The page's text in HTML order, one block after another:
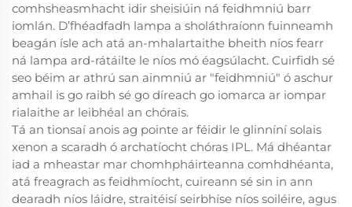
comhsheasmhacht idir sheisiúin ná feidhmniú barr
iomlán. D’fhéadfadh lampa a sholáthraíonn fuinneamh
beagán ísle ach atá an-mhalartaithe bheith níos fearr
ná lampa ard-rátáilte le níos mó éagsúlacht. Cuirfidh sé
seo béim ar athrú san ainmniú ar "feidhmniú" ó aschur
amhail is go raibh sé go díreach go iomarca ar iompar
rialaithe ar leibhéal an chórais.
Tá an tionsaí anois ag pointe ar féidir le glinníní solais
xenon a scaradh ó archatíocht chóras IPL. Má dhéantar
iad a mheastar mar chomhpháirteanna comhdhéanta,
atá freagrach as feidhmíocht, cuireann sé sin in ann
dearadh níos láidre, straitéisí seirbhíse níos soiléire, agus